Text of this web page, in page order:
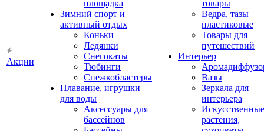
Акции
площадка
Зимний спорт и
активный отдых
Коньки
Ледянки
Снегокаты
Тюбинги
Снежкобластеры
Плавание, игрушки
для воды
Аксессуары для
бассейнов
товары
Ведра, тазы
пластиковые
Товары для
путешествий
Интерьер
Вазы
Зеркала для
интерьера
Искусственные
растения,